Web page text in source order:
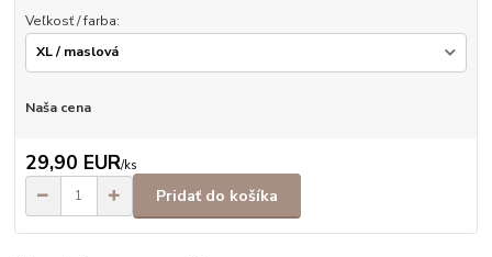
Veľkosť / farba:
Naša cena
29,90 EUR/ks
Pridať do košíka